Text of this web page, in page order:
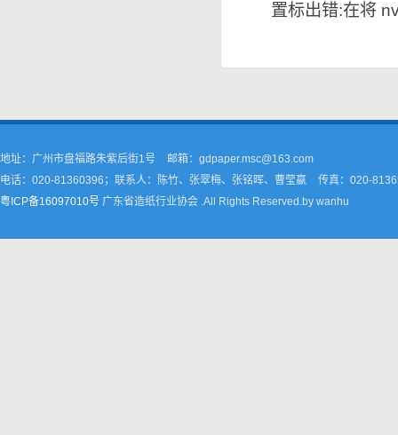
置标出错:在将
地址：广州市盘福路朱紫后街1号
邮箱：gdpaper.msc@163.com
电话：020-81360396；联系人：陈竹、张翠梅、张铭晖、曹莹嬴
传真：020-
粤ICP备16097010号 广东省造纸行业协会 .All Rights Reserved.by wanhu